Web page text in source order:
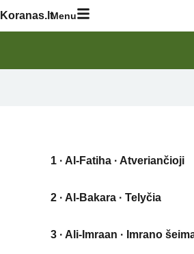
Skip
Koranas.ltMenu
1 · Al-Fatiha · Atveriančioji
2 · Al-Bakara · Telyčia
3 · Ali-Imraan · Imrano